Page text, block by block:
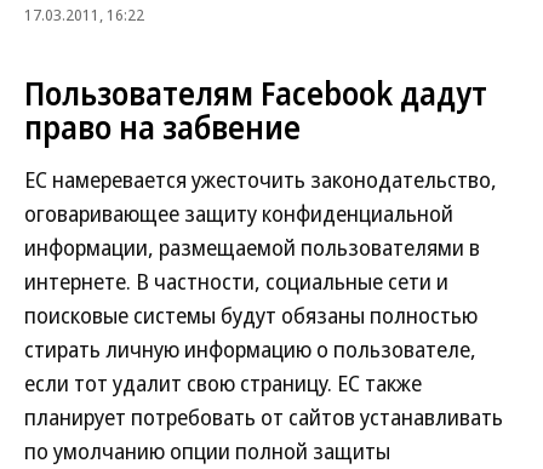
17.03.2011, 16:22
Пользователям Facebook дадут
право на забвение
ЕС намеревается ужесточить законодательство,
оговаривающее защиту конфиденциальной
информации, размещаемой пользователями в
интернете. В частности, социальные сети и
поисковые системы будут обязаны полностью
стирать личную информацию о пользователе,
если тот удалит свою страницу. ЕС также
планирует потребовать от сайтов устанавливать
по умолчанию опции полной защиты